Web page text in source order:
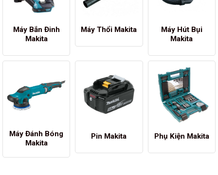
Máy Bắn Đinh
Makita
Máy Thổi Makita
Máy Hút Bụi
Makita
Máy Đánh Bóng
Makita
Pin Makita Phụ Kiện Makita